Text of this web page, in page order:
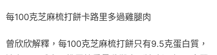
每100克芝麻梳打餅卡路里多過雞腿肉
曾欣欣解釋，每100克芝麻梳打餅只有9.5克蛋白質，